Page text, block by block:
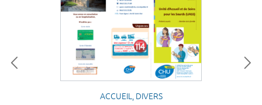
ACCUEIL, DIVERS